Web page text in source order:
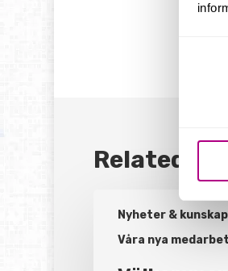
Related
Nyheter & kunskap
Våra nya
Rebecka
Ladén,